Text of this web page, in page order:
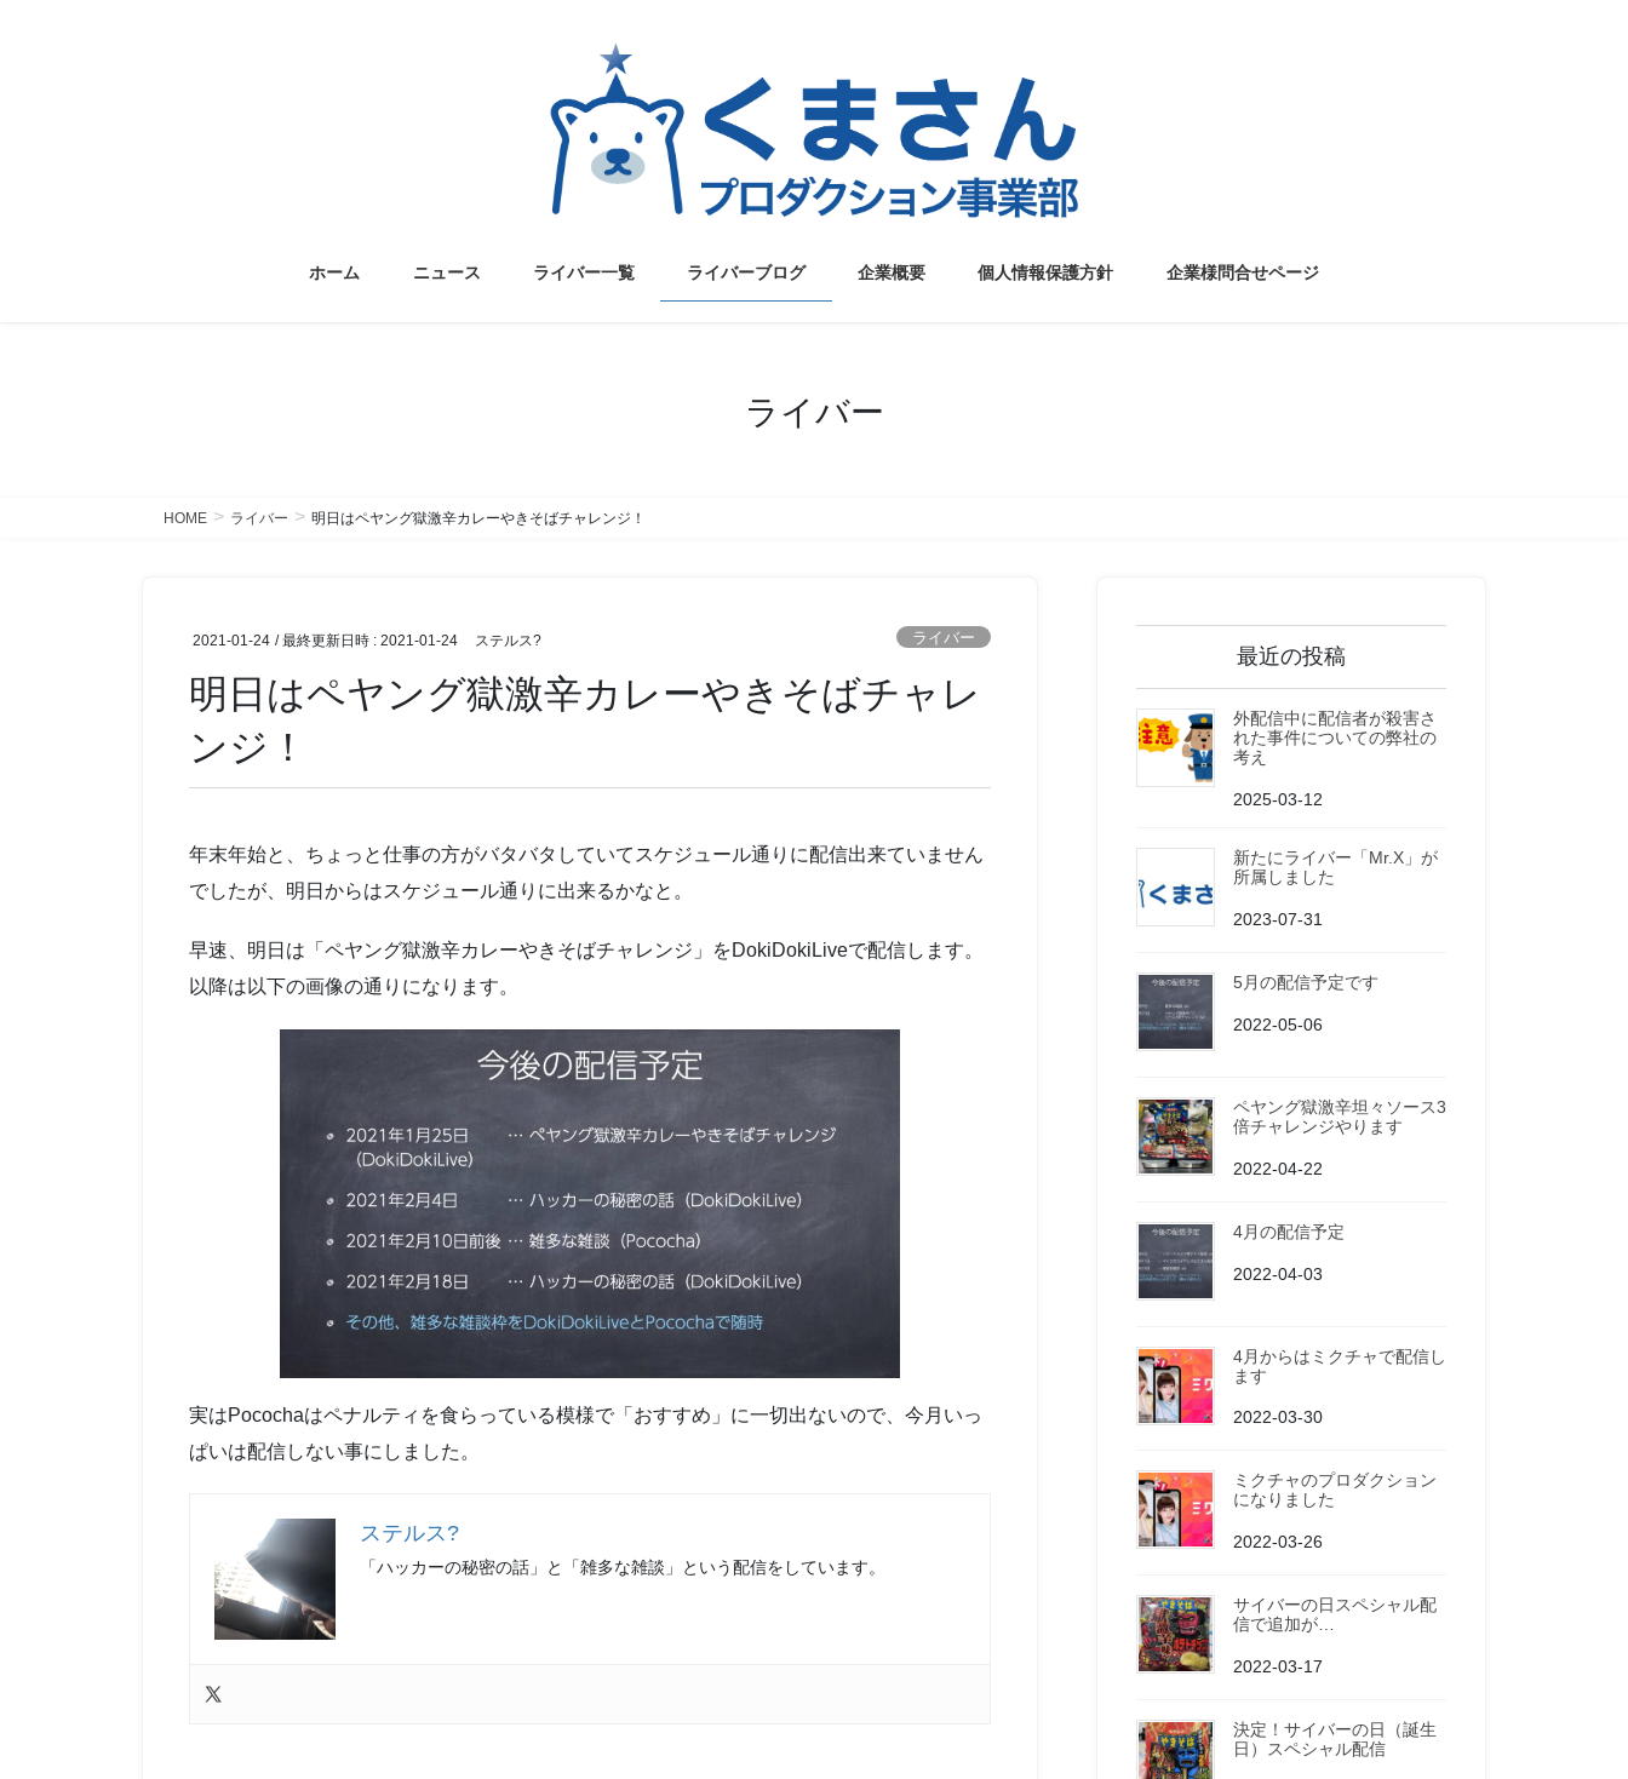
ホーム ニュース ライバー一覧 ライバーブログ 企業概要 個人情報保護方針 企業様問合せページ
ライバー
HOME ライバー 明日はペヤング獄激辛カレーやきそばチャレンジ！
2021-01-24 / 最終更新日時 :2021-01-24 ステルス? ライバー
明日はペヤング獄激辛カレーやきそばチャレ
ンジ！
年末年始と、ちょっと仕事の方がバタバタしていてスケジュール通りに配信出来ていません
でしたが、明日からはスケジュール通りに出来るかなと。
早速、明日は「ペヤング獄激辛カレーやきそばチャレンジ」をDokiDokiLiveで配信します。
以降は以下の画像の通りになります。
実はPocochaはペナルティを食らっている模様で「おすすめ」に一切出ないので、今月いっ
ぱいは配信しない事にしました。
ステルス?
「ハッカーの秘密の話」と「雑多な雑談」という配信をしています。
最近の投稿
外配信中に配信者が殺害さ
れた事件についての弊社の
考え
2025-03-12
新たにライバー「Mr.X」が
所属しました
2023-07-31
5月の配信予定です
2022-05-06
ペヤング獄激辛坦々ソース3
倍チャレンジやります
2022-04-22
4月の配信予定
2022-04-03
4月からはミクチャで配信し
ます
2022-03-30
ミクチャのプロダクション
になりました
2022-03-26
サイバーの日スペシャル配
信で追加が…
2022-03-17
決定！サイバーの日（誕生
日）スペシャル配信